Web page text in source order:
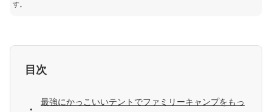
す。
目次
最強にかっこいいテントでファミリーキャンプをもっ